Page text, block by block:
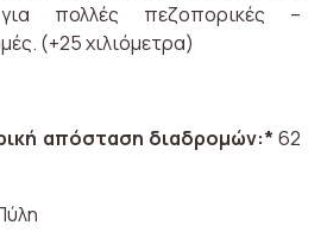
πολλές πεζοπορικές –
(+25 χιλιόμετρα)
απόσταση διαδρομών:* 62